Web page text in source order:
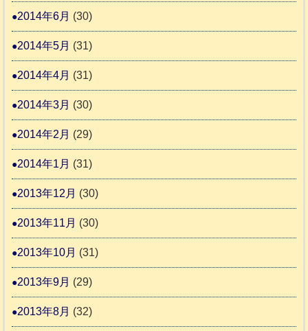
2014年6月 (30)
2014年5月 (31)
2014年4月 (31)
2014年3月 (30)
2014年2月 (29)
2014年1月 (31)
2013年12月 (30)
2013年11月 (30)
2013年10月 (31)
2013年9月 (29)
2013年8月 (32)